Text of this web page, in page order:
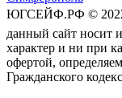
ЮГСЕЙФ.РФ © 2022
данный сайт носит
характер и ни при
офертой,
Гражданского